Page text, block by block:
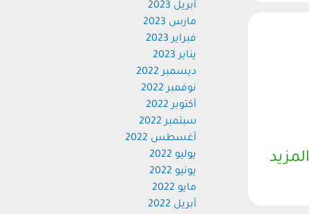
المزيد
أبريل 2023
مارس 2023
فبراير 2023
يناير 2023
ديسمبر 2022
نوفمبر 2022
أكتوبر 2022
سبتمبر 2022
أغسطس 2022
يوليو 2022
يونيو 2022
مايو 2022
أبريل 2022